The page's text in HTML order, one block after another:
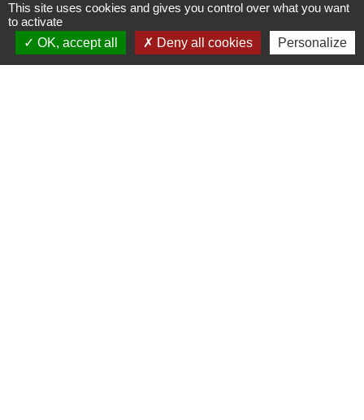
Signaler une erreur sur cette page
This site uses cookies and gives you control over what you want
to activate
OK, accept all
Deny all cookies Personalize